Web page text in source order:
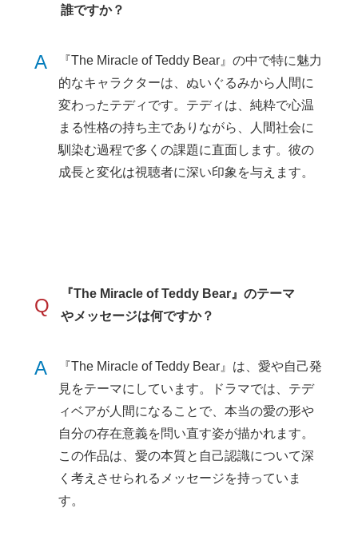
誰ですか？
A
『The Miracle of Teddy Bear』の中で特に魅力
的なキャラクターは、ぬいぐるみから人間に
変わったテディです。テディは、純粋で心温
まる性格の持ち主でありながら、人間社会に
馴染む過程で多くの課題に直面します。彼の
成長と変化は視聴者に深い印象を与えます。
Q
『The Miracle of Teddy Bear』のテーマ
やメッセージは何ですか？
A
『The Miracle of Teddy Bear』は、愛や自己発
見をテーマにしています。ドラマでは、テデ
ィベアが人間になることで、本当の愛の形や
自分の存在意義を問い直す姿が描かれます。
この作品は、愛の本質と自己認識について深
く考えさせられるメッセージを持っていま
す。